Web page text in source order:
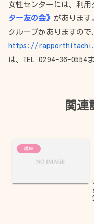
女性センターには、利
ター友の会》 があります
グループがありますので
https://
は、TEL 0294-36-0554
関連
講座